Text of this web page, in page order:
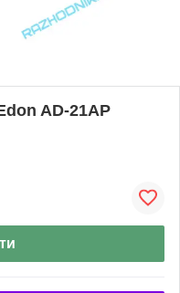
AD-21AP